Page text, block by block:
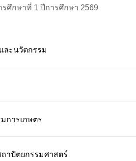
ศึกษาที่ 1 ปีการศึกษา 2569
ละนวัตกรรม
การเกษตร
าปัตยกรรมศาสตร์